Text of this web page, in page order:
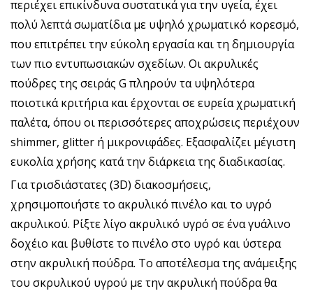
περιέχει επικίνδυνα συστατικά για την υγεία, έχει
πολύ λεπτά σωματίδια με υψηλό χρωματικό κορεσμό,
που επιτρέπει την εύκολη εργασία και τη δημιουργία
των πιο εντυπωσιακών σχεδίων. Οι ακρυλικές
πούδρες της σειράς G πληρούν τα υψηλότερα
ποιοτικά κριτήρια και έρχονται σε ευρεία χρωματική
παλέτα, όπου οι περισσότερες αποχρώσεις περιέχουν
shimmer, glitter ή μικρονιφάδες. Εξασφαλίζει μέγιστη
ευκολία χρήσης κατά την διάρκεια της διαδικασίας.
Για τρισδιάστατες (3D) διακοσμήσεις,
χρησιμοποιήστε το ακρυλικό πινέλο και το υγρό
ακρυλικού. Ρίξτε λίγο ακρυλικό υγρό σε ένα γυάλινο
δοχέιο και βυθίστε το πινέλο στο υγρό και ύστερα
στην ακρυλική πούδρα. Το αποτέλεσμα της ανάμειξης
του σκρυλικού υγρού με την ακρυλική πούδρα θα